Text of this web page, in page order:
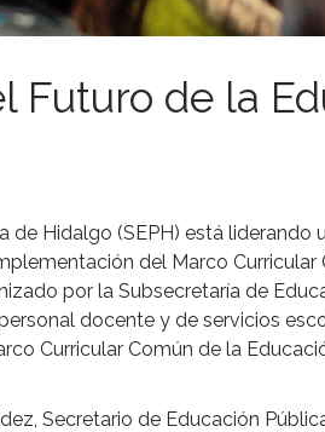
Futuro de la
de Hidalgo (SEPH) está liderando
del Marco
por la Subsecretaría de
docente y de servicios
Curricular Común de la
Secretario de Educación